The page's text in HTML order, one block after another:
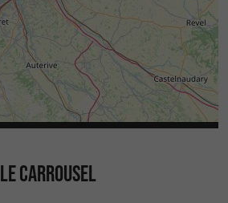
LE CARROUSEL